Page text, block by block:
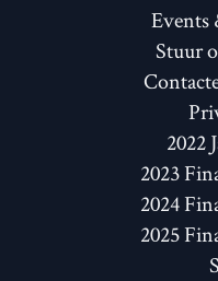
Events
Stuur
2022
2023
2024
2025